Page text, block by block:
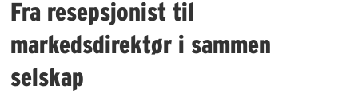
Fra resepsjonist til
markedsdirektør i sammen
selskap